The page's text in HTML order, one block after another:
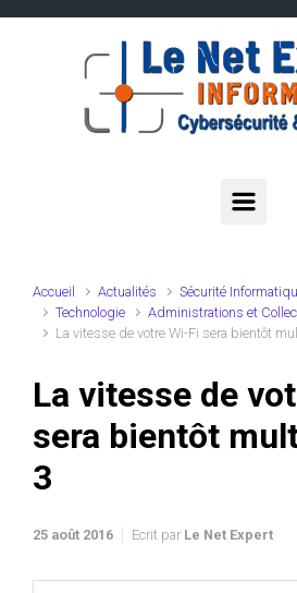
Accueil Actualités Sécurité
Technologie
Administrations et
La vitesse de votre Wi-Fi sera bientôt
La vitesse de
sera bientôt
3
25 août 2016 Ecrit par Le Net Expert